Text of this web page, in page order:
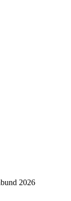
2026